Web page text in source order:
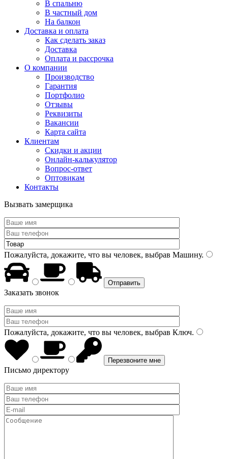
В спальню
В частный дом
На балкон
Доставка и оплата
Как сделать заказ
Доставка
Оплата и рассрочка
О компании
Производство
Гарантия
Портфолио
Отзывы
Реквизиты
Вакансии
Карта сайта
Клиентам
Скидки и акции
Онлайн-калькулятор
Вопрос-ответ
Оптовикам
Контакты
Вызвать замерщика
Пожалуйста, докажите, что вы человек, выбрав Машину.
Заказать звонок
Пожалуйста, докажите, что вы человек, выбрав Ключ.
Письмо директору